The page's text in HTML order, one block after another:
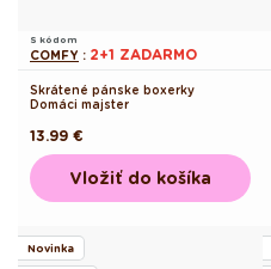
S kódom
COMFY : 2+1 ZADARMO
Skrátené pánske boxerky
Domáci majster
Pôvodná
cena
13.99 €
Vložiť do košíka
Novinka